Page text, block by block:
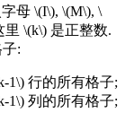
母 \(I\), \(M\), \
里 \(k\) 是正整数.
:
1\) 行的所有格子;
1\) 列的所有格子;